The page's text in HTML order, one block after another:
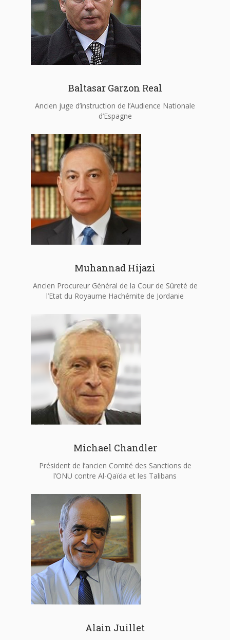
Baltasar Garzon Real
Ancien juge d’instruction de l’Audience Nationale
d’Espagne
Muhannad Hijazi
Ancien Procureur Général de la Cour de Sûreté de
l’Etat du Royaume Hachémite de Jordanie
Michael Chandler
Président de l’ancien Comité des Sanctions de
l’ONU contre Al-Qaïda et les Talibans
Alain Juillet